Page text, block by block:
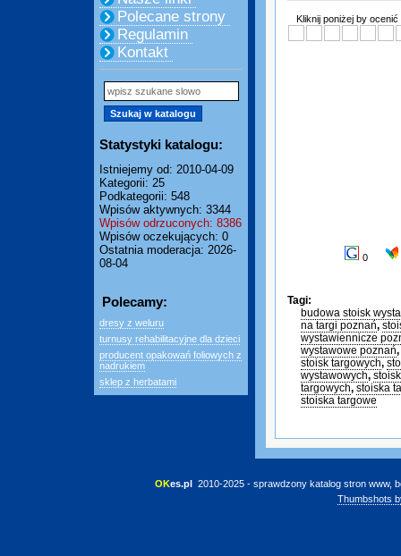
Polecane strony
Regulamin
Kontakt
Statystyki katalogu:
Istniejemy od: 2010-04-09
Kategorii: 25
Podkategorii: 548
Wpisów aktywnych: 3344
Wpisów odrzuconych: 8386
Wpisów oczekujących: 0
Ostatnia moderacja: 2026-
08-04
Polecamy:
dresy z weluru
turnusy rehabilitacyjne dla dzieci
producent opakowań foliowych z
nadrukiem
sklep z herbatami
Kliknij poniżej by ocenić
0
Tagi:
budowa stoisk
na targi poznań,
wystawiennicze
wystawowe poznań,
stoisk targowych,
wystawowych,
targowych, stoiska
stoiska targowe
OKes.pl 2010-2025 - sprawdzony katalog stron www,
Thumbshots